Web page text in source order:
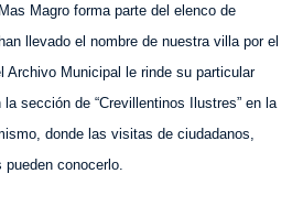
Magro forma parte del elenco de
llevado el nombre de nuestra villa por el
Archivo Municipal le rinde su particular
sección de “Crevillentinos Ilustres” en la
donde las visitas de ciudadanos,
conocerlo.